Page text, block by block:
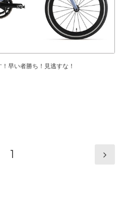
早い者勝ち！見逃すな！
1